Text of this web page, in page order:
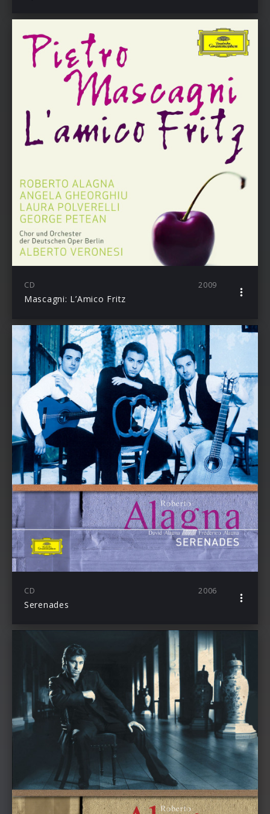
CD 2009
Mascagni: L’Amico Fritz
CD 2006
Serenades